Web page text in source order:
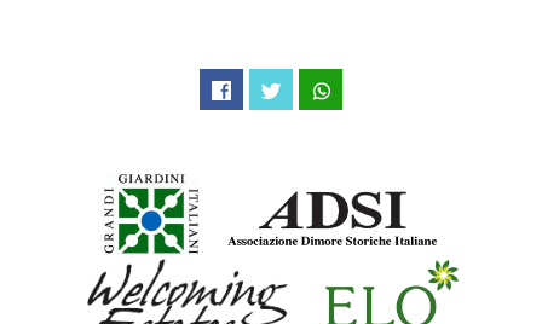
FacebookTwitter